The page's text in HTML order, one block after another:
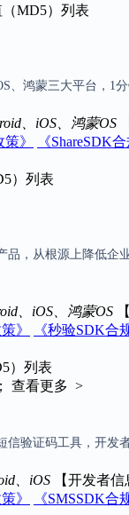
MD5）列表
、鸿蒙三大平台，
、iOS、鸿蒙OS
》
《ShareSDK
）列表
，从根源上降低
、iOS、鸿蒙OS
》
《秒验SDK合
）列表
查看更多 >
验证码工具，开
、iOS 【开发者信
》
《SMSSDK合